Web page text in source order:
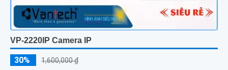
VP-2220IP Camera IP
30% 1,600,000 ₫